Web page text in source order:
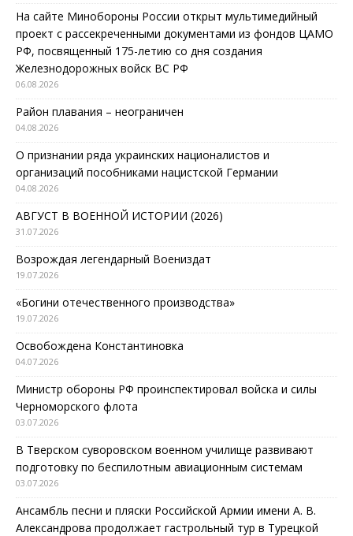
На сайте Минобороны России открыт мультимедийный
проект с рассекреченными документами из фондов ЦАМО
РФ, посвященный 175-летию со дня создания
Железнодорожных войск ВС РФ
06.08.2026
Район плавания – неограничен
04.08.2026
О признании ряда украинских националистов и
организаций пособниками нацистской Германии
04.08.2026
АВГУСТ В ВОЕННОЙ ИСТОРИИ (2026)
31.07.2026
Возрождая легендарный Воениздат
19.07.2026
«Богини отечественного производства»
19.07.2026
Освобождена Константиновка
04.07.2026
Министр обороны РФ проинспектировал войска и силы
Черноморского флота
03.07.2026
В Тверском суворовском военном училище развивают
подготовку по беспилотным авиационным системам
03.07.2026
Ансамбль песни и пляски Российской Армии имени А. В.
Александрова продолжает гастрольный тур в Турецкой